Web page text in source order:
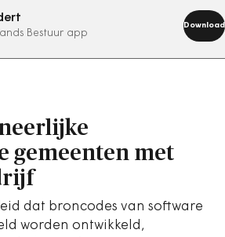
Bestuur app
Download
nu
gemeenten met
dat broncodes van software
worden ontwikkeld,